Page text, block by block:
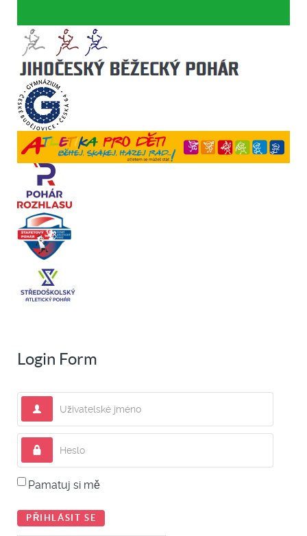
Login Form
Uživatelské jméno
Heslo
Pamatuj si mě
PŘIHLÁSIT SE